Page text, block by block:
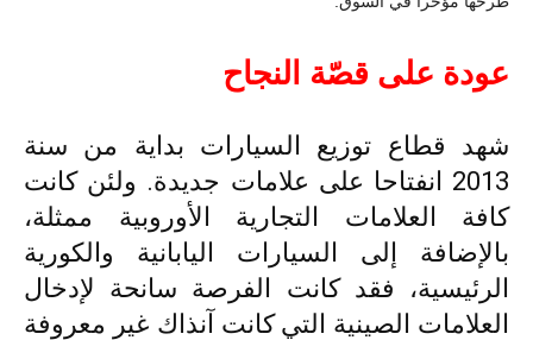
عودة على قصّة النجاح
شهد قطاع توزيع السيارات بداية من سنة
2013 انفتاحا على علامات جديدة. ولئن كانت
كافة العلامات التجارية الأوروبية ممثلة،
بالإضافة إلى السيارات اليابانية والكورية
الرئيسية، فقد كانت الفرصة سانحة لإدخال
العلامات الصينية التي كانت آنذاك غير معروفة